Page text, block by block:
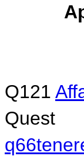
Q121
Quest